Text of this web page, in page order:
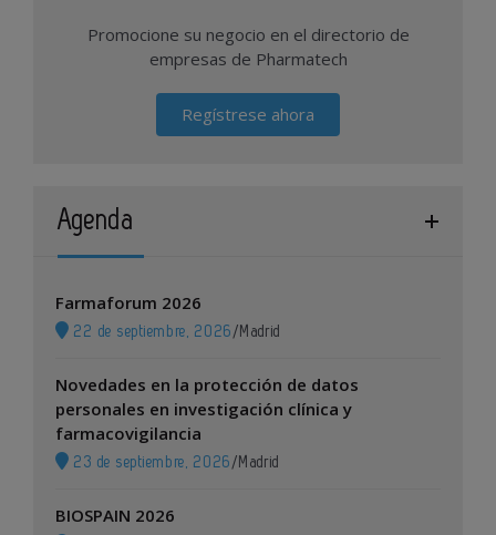
Promocione su negocio en el directorio de
empresas de Pharmatech
Regístrese ahora
Agenda
Farmaforum 2026
22 de septiembre, 2026 / Madrid
Novedades en la protección de datos
personales en investigación clínica y
farmacovigilancia
23 de septiembre, 2026 / Madrid
BIOSPAIN 2026